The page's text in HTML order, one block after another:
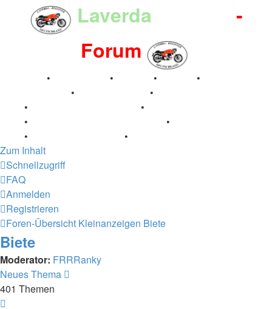
Laverda
-
Forum
• • •
•
• •
• •
• •
•
•
Zum Inhalt
Schnellzugriff
FAQ
Anmelden
Registrieren
Foren-Übersicht Kleinanzeigen Biete
Biete
Moderator: FRRRanky
Neues Thema
401 Themen